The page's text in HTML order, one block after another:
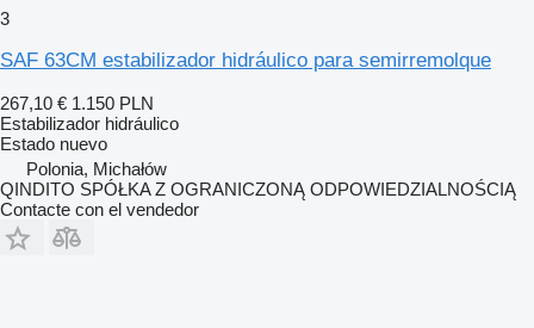
3
SAF 63CM estabilizador hidráulico para semirremolque
267,10 € 1.150 PLN
Estabilizador hidráulico
Estado nuevo
Polonia, Michałów
QINDITO SPÓŁKA Z OGRANICZONĄ ODPOWIEDZIALNOŚCIĄ
Contacte con el vendedor